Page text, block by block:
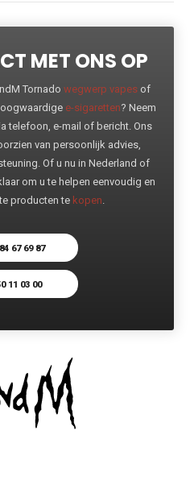
MET ONS OP
Tornado wegwerp vapes of
e-sigaretten? Neem
telefoon, e-mail of bericht. Ons
van persoonlijk advies,
Of u nu in Nederland of
om u te helpen eenvoudig en
producten te kopen.
67 69 87
11 03 00